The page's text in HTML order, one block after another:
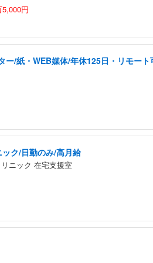
5,000円
ー/紙・WEB媒体/年休125日・リモート
ク/日勤のみ/高月給
ニック 在宅支援室